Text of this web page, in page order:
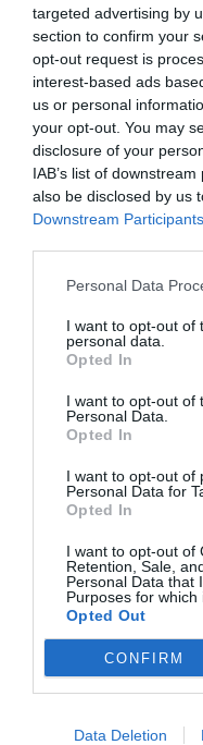
targeted advertising by
section to confirm your
opt-out request is
interest-based ads
us or personal
your opt-out. You may
disclosure of your
IAB’s list of
also be disclosed by us
Downstream Participants
Personal Data
I want to opt-out of
personal data.
Opted In
I want to opt-out of
Personal Data.
Opted In
I want to opt-out of
Personal Data for
Opted In
I want to opt-out of
Retention, Sale,
Personal Data that
Purposes for which
Opted Out
CONFIRM
Data Deletion
Índex2P
appsde
desde Strava a
Garmin. De este
cliente podrán
La raíz de este
Technogym decidió
clave equipamiento
que también
productos.
Mantente informado